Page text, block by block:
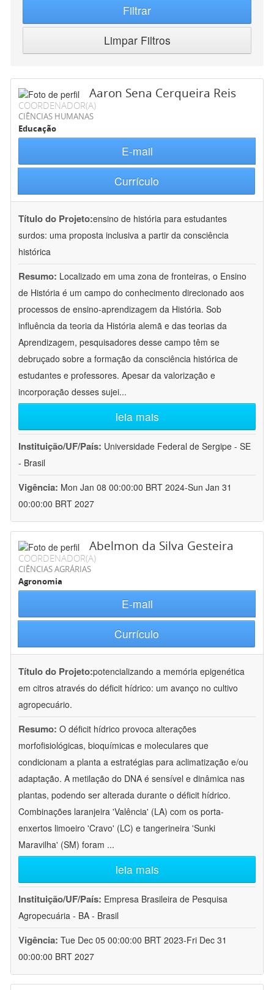
Filtrar
Limpar Filtros
Aaron Sena Cerqueira Reis
COORDENADOR(A)
CIÊNCIAS HUMANAS
Educação
E-mail
Currículo
Título do Projeto:ensino de história para estudantes
surdos: uma proposta inclusiva a partir da consciência
histórica
Resumo: Localizado em uma zona de fronteiras, o Ensino
de História é um campo do conhecimento direcionado aos
processos de ensino-aprendizagem da História. Sob
influência da teoria da História alemã e das teorias da
Aprendizagem, pesquisadores desse campo têm se
debruçado sobre a formação da consciência histórica de
estudantes e professores. Apesar da valorização e
incorporação desses sujei...
leia mais
Instituição/UF/País: Universidade Federal de Sergipe - SE
- Brasil
Vigência: Mon Jan 08 00:00:00 BRT 2024-Sun Jan 31
00:00:00 BRT 2027
Abelmon da Silva Gesteira
COORDENADOR(A)
CIÊNCIAS AGRÁRIAS
Agronomia
E-mail
Currículo
Título do Projeto:potencializando a memória epigenética
em citros através do déficit hídrico: um avanço no cultivo
agropecuário.
Resumo: O déficit hídrico provoca alterações
morfofisiológicas, bioquímicas e moleculares que
condicionam a planta a estratégias para aclimatização e/ou
adaptação. A metilação do DNA é sensível e dinâmica nas
plantas, podendo ser alterada durante o déficit hídrico.
Combinações laranjeira 'Valência' (LA) com os porta-
enxertos limoeiro 'Cravo' (LC) e tangerineira 'Sunki
Maravilha' (SM) foram ...
leia mais
Instituição/UF/País: Empresa Brasileira de Pesquisa
Agropecuária - BA - Brasil
Vigência: Tue Dec 05 00:00:00 BRT 2023-Fri Dec 31
00:00:00 BRT 2027